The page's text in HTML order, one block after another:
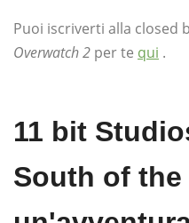
Puoi iscriverti alla closed
Overwatch 2 per te qui .
11 bit
South of the